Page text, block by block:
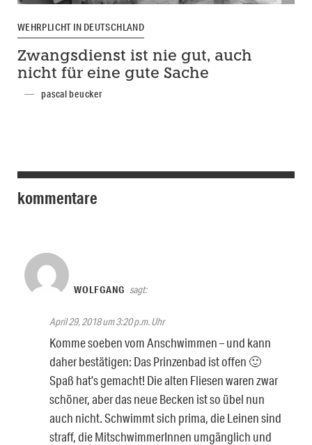
WEHRPLICHT IN DEUTSCHLAND
Zwangsdienst ist nie gut, auch
nicht für eine gute Sache
pascal beucker
kommentare
WOLFGANG sagt:
April 29, 2018 um 3:20 p.m. Uhr
Komme soeben vom Anschwimmen – und kann
daher bestätigen: Das Prinzenbad ist offen 🙂
Spaß hat’s gemacht! Die alten Fliesen waren zwar
schöner, aber das neue Becken ist so übel nun
auch nicht. Schwimmt sich prima, die Leinen sind
straff, die MitschwimmerInnen umgänglich und